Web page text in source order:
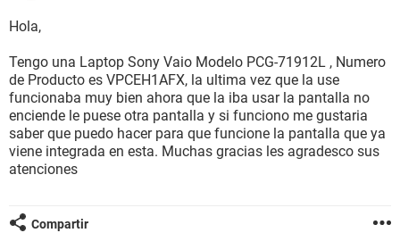
Hola,
Tengo una Laptop Sony Vaio Modelo PCG-71912L , Numero
de Producto es VPCEH1AFX, la ultima vez que la use
funcionaba muy bien ahora que la iba usar la pantalla no
enciende le puese otra pantalla y si funciono me gustaria
saber que puedo hacer para que funcione la pantalla que ya
viene integrada en esta. Muchas gracias les agradesco sus
atenciones
Compartir